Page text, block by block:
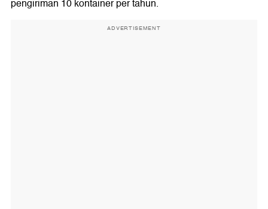
pengiriman 10 kontainer per tahun.
ADVERTISEMENT